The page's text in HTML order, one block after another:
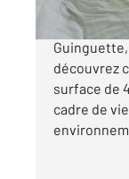
Situé
découvrez
surface de
cadre de